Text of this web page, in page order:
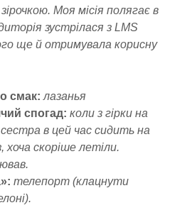
Моя місія полягає в
зустрілася з LMS
ще й отримувала корисну
смак: лазанья
спогад: коли з гірки на
в цей час сидить на
хоча скоріше летіли.
телепорт (клацнути